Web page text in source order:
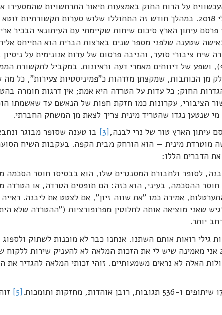
על הרוח החוק באמצעות תיאור התרחשויות שהמסעירו
כתיבתם של דברים אלה, ביולי 2018. במהלך חודש זה התחוללו שלוש סערות
פרסם עיתון הארץ סיכום שיחות שקיימתי עם העיתונאי הבכיר
שטענה שלפני מספר שנים בארצות הברית הוא התייחס
שיח ציבורי סוער, והניבה פרסום של עדות אנונימית על
ושפע של דיווחים מאמרי דעה וראיונות. במקביל לתקשורת
מן הכותבות, שמקצתן מזדהות כ"פמיניסטיות צעירות", כל
החוק; כל עדות על הטרדה היא אמת; אין דרגות חומרה
הציבורי, עקרונות כמו חזקת חפות של הנאשם עד שאשמתו
שנטען נגדו שהטריד מינית צריך לצאת מן המשחק החברתי.
עיתון הארץ טור של נרי לבנה,[3]
בו טענה שסופר מבוגר
מוטרדת מינית — הוא הורחק מבית הקפה. בעקבות השיח
הדברים הללו:
לסופר ולחבורת המסנגרים שלו, הוא בבסיסו חוסר הסכמה
ההסכמה, בעיני, הוא כזה: הם תופסים הטרדה, או הטרדה
אמירה כמו "את שווה זיון", אם לצטט את ליבנה.
שאני מוציאה אותה לחלוטין מפרופורציות ("ההטרדה שלא
יותר.
גילי רואות אותם השתנו. אנחנו כבר לא מוכנות לשתוק
להרגיש לא בנוח. בשנת 2018 אני מאמינה שיש לי את הזכות המלאה לא להעניק
האלה לא נראים משמעותיים. זוהי זכותי המלאה להגדיר את
[5]